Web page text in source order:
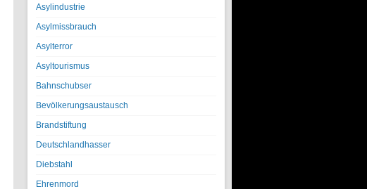
Asylindustrie
Asylmissbrauch
Asylterror
Asyltourismus
Bahnschubser
Bevölkerungsaustausch
Brandstiftung
Deutschlandhasser
Diebstahl
Ehrenmord